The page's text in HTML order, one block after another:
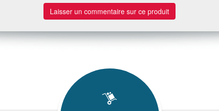
Laisser un commentaire sur ce produit